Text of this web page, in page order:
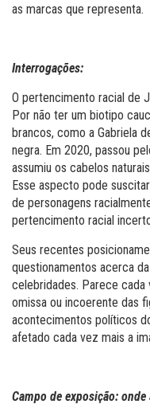
as marcas que representa.
Interrogações:
O pertencimento racial de
Por não ter um biotipo
brancos, como a Gabriela
negra. Em 2020, passou
assumiu os cabelos
Esse aspecto pode
de personagens
pertencimento racial
Seus recentes
questionamentos acerca
celebridades. Parece cada
omissa ou incoerente das
acontecimentos políticos
afetado cada vez mais a
Campo de exposição: